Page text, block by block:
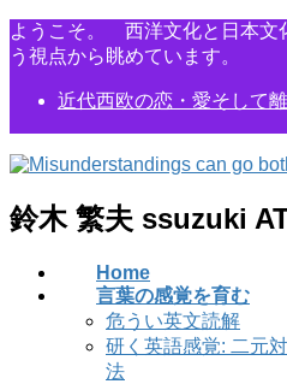
コ
ン
ツ
に
動
ナ
ビ
シ
ョ
に
移
ようこそ。 西洋文化と日本文
う視点から眺めています。
近代西欧の恋・愛そして
鈴木 繁夫 ssuzuki
Home
言葉の感覚を育む
危うい英文読解
研く英語感覚: 二元
法